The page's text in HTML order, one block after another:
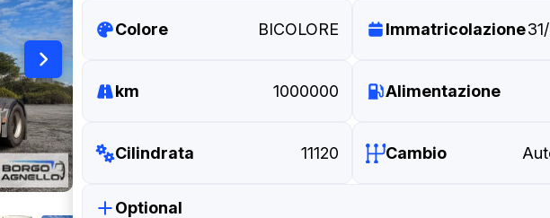
Colore BICOLORE Immatricolazione
km 1000000 Alimentazione
Cilindrata 11120 Cambio
Optional